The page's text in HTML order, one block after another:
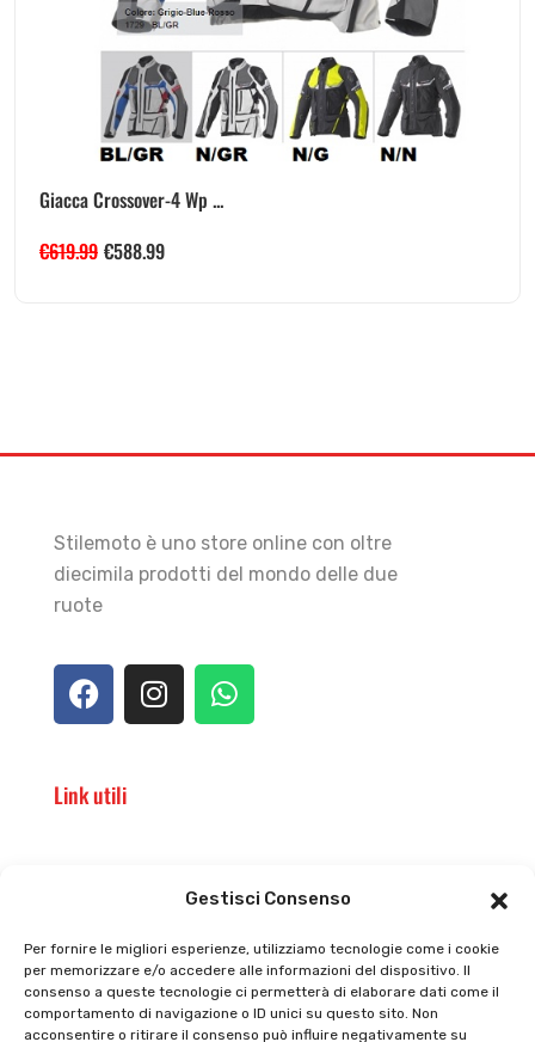
Gestisci Consenso
Per fornire le migliori esperienze, utilizziamo tecnologie come i cookie
per memorizzare e/o accedere alle informazioni del dispositivo. Il
consenso a queste tecnologie ci permetterà di elaborare dati come il
comportamento di navigazione o ID unici su questo sito. Non
acconsentire o ritirare il consenso può influire negativamente su
Giacca Crossover-4 Wp ...
€619.99 €588.99
Stilemoto è uno store online con oltre
diecimila prodotti del mondo delle due
ruote
Link utili
Privacy policy
Cookie policy
Tutti prodotti
Termini e condizioni